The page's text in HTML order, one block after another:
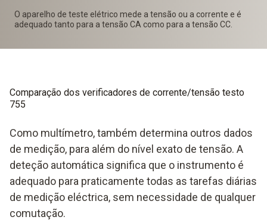
O aparelho de teste elétrico mede a tensão ou a corrente e é
adequado tanto para a tensão CA como para a tensão CC.
Comparação dos verificadores de corrente/tensão testo
755
Como multímetro, também determina outros dados
de medição, para além do nível exato de tensão. A
deteção automática significa que o instrumento é
adequado para praticamente todas as tarefas diárias
de medição eléctrica, sem necessidade de qualquer
comutação.